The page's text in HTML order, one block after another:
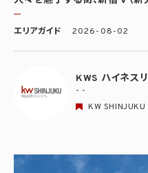
エリアガイド 2026-08-02
KWS ハイネス
- -
KW SHINJUKU